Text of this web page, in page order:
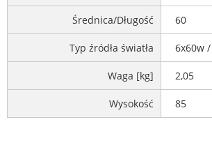
Średnica/Długość 60
Typ źródła światła 6x60w
Waga [kg] 2,05
Wysokość 85